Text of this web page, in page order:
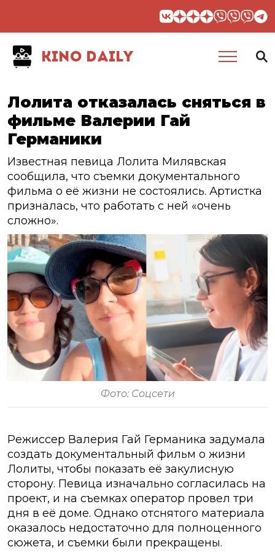
KINO DAILY
Лолита отказалась сняться в
фильме Валерии Гай
Германики
Известная певица Лолита Милявская
сообщила, что съемки документального
фильма о её жизни не состоялись. Артистка
призналась, что работать с ней «очень
сложно».
Фото: Соцсети
Режиссер Валерия Гай Германика задумала
создать документальный фильм о жизни
Лолиты, чтобы показать её закулисную
сторону. Певица изначально согласилась на
проект, и на съемках оператор провел три
дня в её доме. Однако отснятого материала
оказалось недостаточно для полноценного
сюжета, и съемки были прекращены.